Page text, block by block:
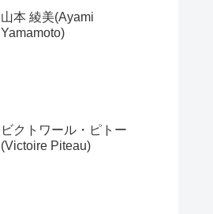
山本 綾美(Ayami
Yamamoto)
ビクトワール・ピトー
(Victoire Piteau)